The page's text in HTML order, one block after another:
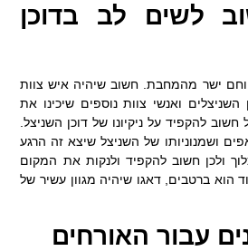
לשים לב בדוכן
ישר מהמחבת. חשוב שיהיה איש צוות
השניצלים ואנשי צוות נוספים שיכינו את
להקפיד על ניקיונו של דוכן השניצל.
ושמנוניותו של השניצל שיצא זה הרגע
ולכן חשוב להקפיד ולנקות את המקום
הוא ברטבים, דאגו שיהיה מגוון עשיר של
עבור האורחים